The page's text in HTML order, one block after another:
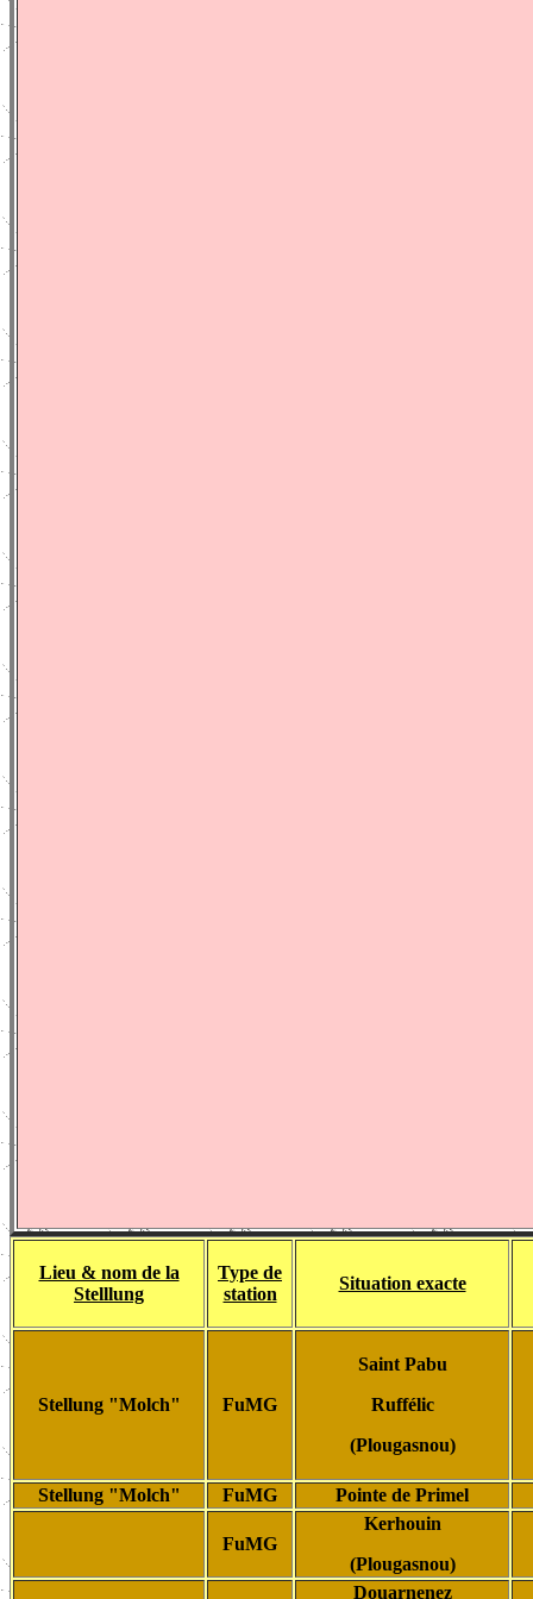
Lieu & nom de la
Stelllung
Type de
station
Situation exacte
Stellung "Molch" FuMG
Saint Pabu
Ruffélic
(Plougasnou)
Stellung "Molch" FuMG Pointe de Primel
FuMG
Kerhouin
(Plougasnou)
Douarnenez